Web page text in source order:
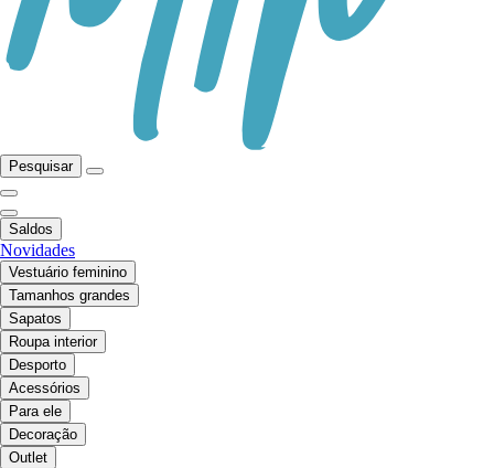
Pesquisar
Saldos
Novidades
Vestuário feminino
Tamanhos grandes
Sapatos
Roupa interior
Desporto
Acessórios
Para ele
Decoração
Outlet